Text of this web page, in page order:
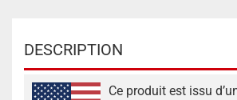
DESCRIPTION
Ce produit est issu